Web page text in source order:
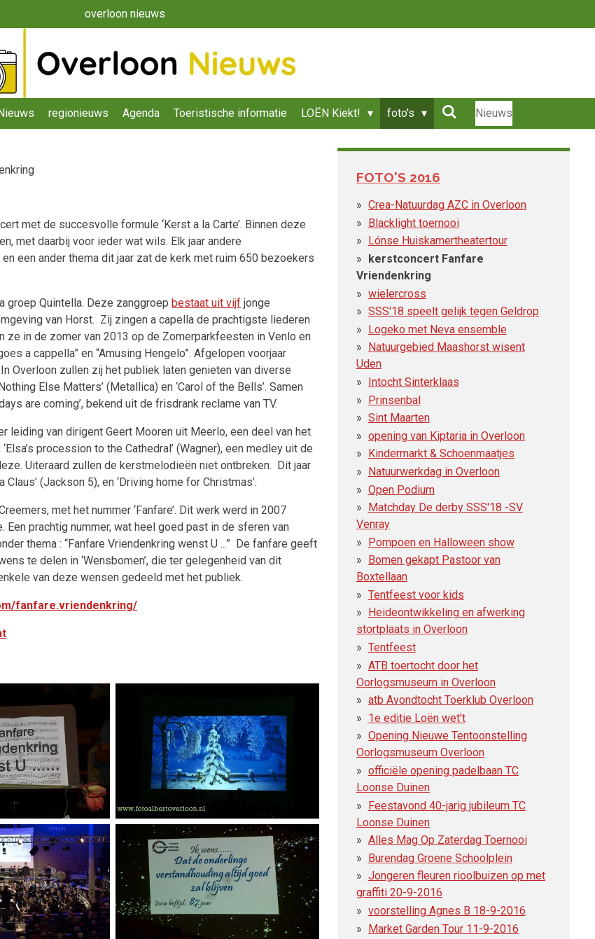
overloon nieuws
regionieuws Agenda Toeristische informatie LOËN Kiekt! foto's Nieuws
met de succesvolle formule ‘Kerst a la Carte’. Binnen deze
met daarbij voor ieder wat wils. Elk jaar andere
een ander thema dit jaar zat de kerk met ruim 650 bezoekers
groep Quintella. Deze zanggroep bestaat uit vijf jonge
van Horst. Zij zingen a capella de prachtigste liederen
ze in de zomer van 2013 op de Zomerparkfeesten in Venlo en
a cappella” en “Amusing Hengelo”. Afgelopen voorjaar
Overloon zullen zij het publiek laten genieten van diverse
Else Matters’ (Metallica) en ‘Carol of the Bells’. Samen
are coming’, bekend uit de frisdrank reclame van TV.
van dirigent Geert Mooren uit Meerlo, een deel van het
procession to the Cathedral’ (Wagner), een medley uit de
Uiteraard zullen de kerstmelodieën niet ontbreken. Dit jaar
(Jackson 5), en ‘Driving home for Christmas’.
met het nummer ‘Fanfare’. Dit werk werd in 2007
prachtig nummer, wat heel goed past in de sferen van
thema : “Fanfare Vriendenkring wenst U ...” De fanfare geeft
te delen in ‘Wensbomen’, die ter gelegenheid van dit
van deze wensen gedeeld met het publiek.
fanfare.vriendenkring/
FOTO'S 2016
Crea-Natuurdag AZC in Overloon
Blacklight toernooi
Lónse Huiskamertheatertour
kerstconcert Fanfare
Vriendenkring
wielercross
SSS'18 speelt gelijk tegen Geldrop
Logeko met Neva ensemble
Natuurgebied Maashorst wisent
Uden
Intocht Sinterklaas
Prinsenbal
Sint Maarten
opening van Kiptaria in Overloon
Kindermarkt & Schoenmaatjes
Natuurwerkdag in Overloon
Open Podium
Matchday De derby SSS'18 -SV
Venray
Pompoen en Halloween show
Bomen gekapt Pastoor van
Boxtellaan
Tentfeest voor kids
Heideontwikkeling en afwerking
stortplaats in Overloon
Tentfeest
ATB toertocht door het
Oorlogsmuseum in Overloon
atb Avondtocht Toerklub Overloon
1e editie Loën wet't
Opening Nieuwe Tentoonstelling
Oorlogsmuseum Overloon
officiële opening padelbaan TC
Loonse Duinen
Feestavond 40-jarig jubileum TC
Loonse Duinen
Alles Mag Op Zaterdag Toernooi
Burendag Groene Schoolplein
Jongeren fleuren rioolbuizen op met
graffiti 20-9-2016
voorstelling Agnes B 18-9-2016
Market Garden Tour 11-9-2016